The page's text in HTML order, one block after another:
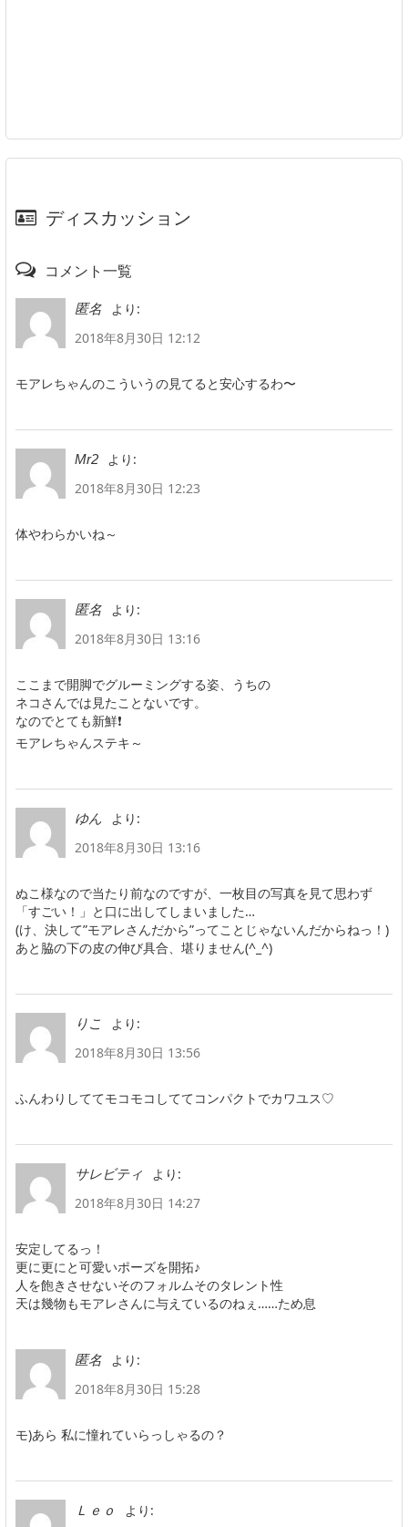
ディスカッション
コメント一覧
匿名
より:
2018年8月30日 12:12
モアレちゃんのこういうの見てると安心するわ〜
Mr2
より:
2018年8月30日 12:23
体やわらかいね～
匿名
より:
2018年8月30日 13:16
ここまで開脚でグルーミングする姿、うちの
ネコさんでは見たことないです。
なのでとても新鮮❗
モアレちゃんステキ～
ゆん
より:
2018年8月30日 13:16
ぬこ様なので当たり前なのですが、一枚目の写真を見て思わず
「すごい！」と口に出してしまいました…
(け、決して”モアレさんだから”ってことじゃないんだからねっ！)
あと脇の下の皮の伸び具合、堪りません(^_^)
りこ
より:
2018年8月30日 13:56
ふんわりしててモコモコしててコンパクトでカワユス♡
サレビティ
より:
2018年8月30日 14:27
安定してるっ！
更に更にと可愛いポーズを開拓♪
人を飽きさせないそのフォルムそのタレント性
天は幾物もモアレさんに与えているのねぇ……ため息
匿名
より:
2018年8月30日 15:28
モ)あら 私に憧れていらっしゃるの？
Ｌｅｏ
より: